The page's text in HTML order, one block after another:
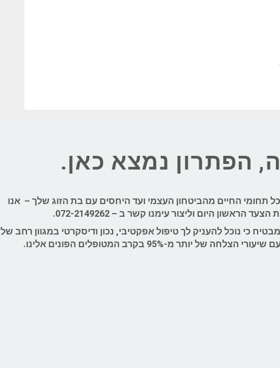
הפתרון נמצא כאן.
תחומי החיים מהביטחון העצמי ועד היחסים עם בת הזוג שלך – אנו
הראשון היום וליצור עימנו קשר ב – 072-2149262.
כי נוכל להעניק לך טיפול אפקטיבי, נכון ודיסקרטי במגוון רחב של
יותר מ-95% בקרב המטופלים הפונים אלינו.